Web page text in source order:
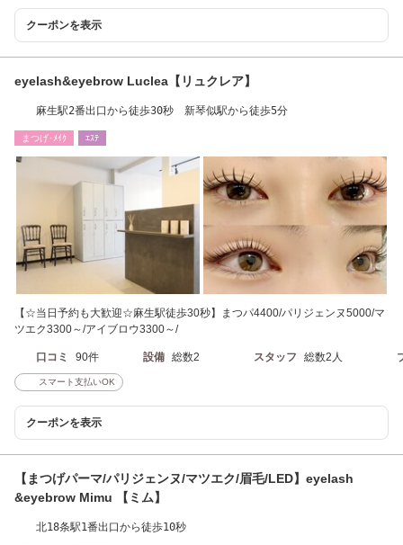
クーポンを表示
eyelash&eyebrow Luclea【リュクレア】
麻生駅2番出口から徒歩30秒 新琴似駅から徒歩5分
まつげ･ﾒｲｸ ｴｽﾃ
【☆当日予約も大歓迎☆麻生駅徒歩30秒】まつパ4400/パリジェンヌ5000/マ
ツエク3300～/アイブロウ3300～/
口コミ 90件 設備 総数2 スタッフ 総数2人
スマート支払いOK
クーポンを表示
【まつげパーマ/パリジェンヌ/マツエク/眉毛/LED】eyelash
&eyebrow Mimu 【ミム】
北18条駅1番出口から徒歩10秒